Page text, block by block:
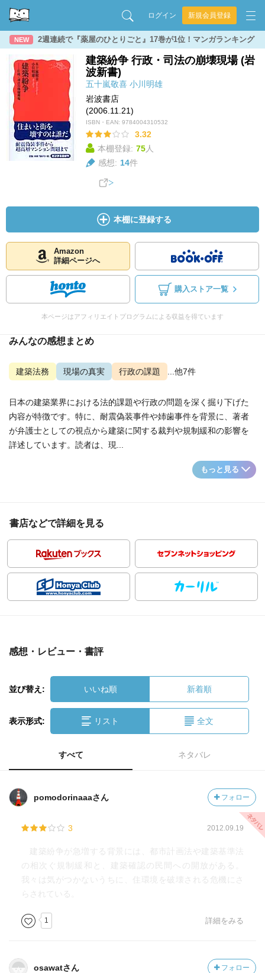
ログイン 新規会員登録
NEW 2週連続で『薬屋のひとりごと』17巻が1位！マンガランキング
建築紛争 行政・司法の崩壊現場 (岩
波新書)
五十嵐敬喜 小川明雄
岩波書店
(2006.11.21)
ISBN・EAN: 9784004310532
3.32
本棚登録: 75人
感想: 14件
本棚に登録する
Amazon
詳細ページへ
購入ストア一覧
本ページはアフィリエイトプログラムによる収益を得ています
みんなの感想まとめ
建築法務 現場の真実 行政の課題 ...他7件
日本の建築業界における法的課題や行政の問題を深く掘り下げた
内容が特徴です。特に、耐震偽装事件や姉歯事件を背景に、著者
が弁護士としての視点から建築に関する裁判や規制緩和の影響を
詳述しています。読者は、現...
もっと見る
書店などで詳細を見る
感想・レビュー・書評
並び替え: いいね順 新着順
表示形式: リスト 全文
すべて ネタバレ
pomodorinaaaさん フォロー
3 2012.09.19
建築紛争が急増する背景には、都市計画法や建築基準法
の相次ぐ規制緩和と、建築確認の民間への開放がある。
我々は気がつかないうちに、住環境を破壊される危機にさ
らされている。
1 詳細をみる
osawatさん フォロー